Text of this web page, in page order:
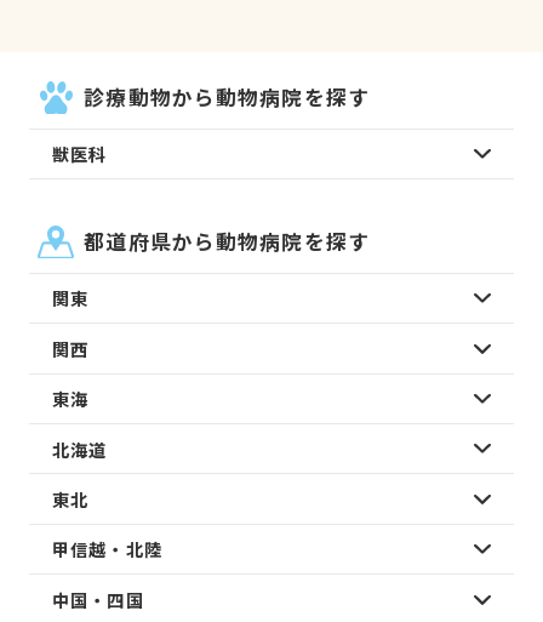
診療動物から動物病院を探す
獣医科
都道府県から動物病院を探す
関東
関西
東海
北海道
東北
甲信越・北陸
中国・四国